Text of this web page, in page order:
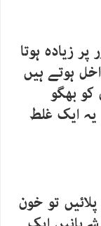
زیادہ ہوتا
ہوتے ہیں
بھگو
یہ ایک غلط
تو خون